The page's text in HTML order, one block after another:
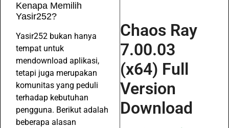
Kenapa Memilih
Yasir252?
Yasir252 bukan hanya
tempat untuk
mendownload aplikasi,
tetapi juga merupakan
komunitas yang peduli
terhadap kebutuhan
pengguna. Berikut adalah
beberapa alasan
Chaos Ray
7.00.03
(x64) Full
Version
Download